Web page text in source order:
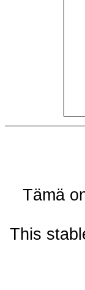
Tämä
This